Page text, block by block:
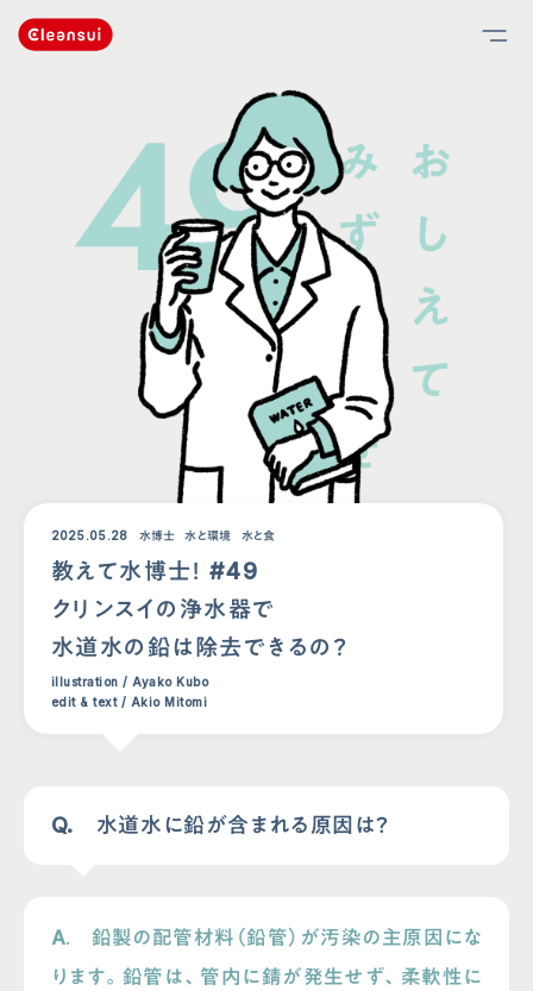
2025.05.28 水博士 水と環境 水と食
教えて水博士！ #49
クリンスイの浄水器で
水道水の鉛は除去できるの？
illustration / Ayako Kubo
edit & text / Akio Mitomi
Q. 水道水に鉛が含まれる原因は？
A. 鉛製の配管材料（鉛管）が汚染の主原因にな
ります。鉛管は、管内に錆が発生せず、柔軟性に